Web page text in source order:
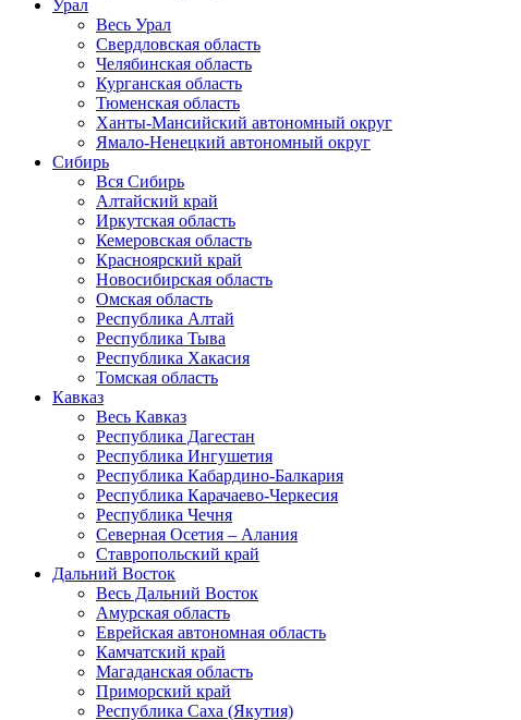
Урал
Весь Урал
Свердловская область
Челябинская область
Курганская область
Тюменская область
Ханты-Мансийский автономный округ
Ямало-Ненецкий автономный округ
Сибирь
Вся Сибирь
Алтайский край
Иркутская область
Кемеровская область
Красноярский край
Новосибирская область
Омская область
Республика Алтай
Республика Тыва
Республика Хакасия
Томская область
Кавказ
Весь Кавказ
Республика Дагестан
Республика Ингушетия
Республика Кабардино-Балкария
Республика Карачаево-Черкесия
Республика Чечня
Северная Осетия – Алания
Ставропольский край
Дальний Восток
Весь Дальний Восток
Амурская область
Еврейская автономная область
Камчатский край
Магаданская область
Приморский край
Республика Саха (Якутия)